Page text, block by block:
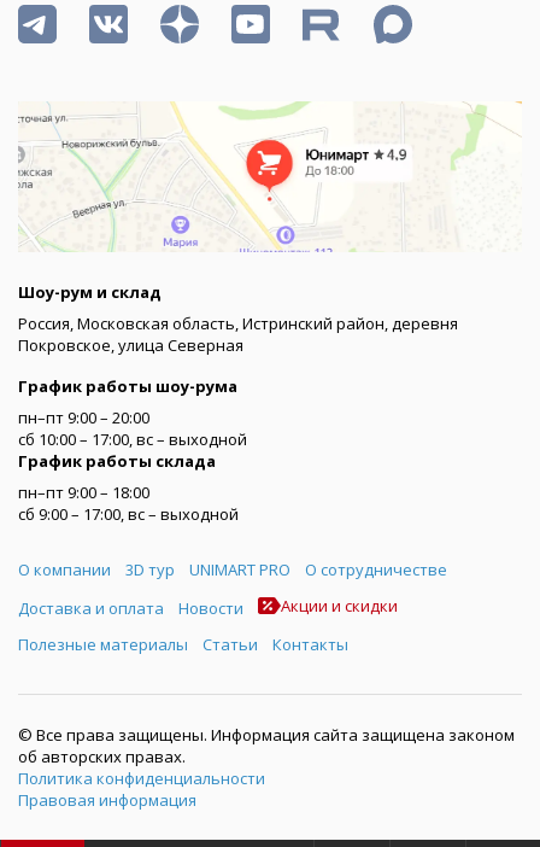
Шоу-рум и склад
Россия, Московская область, Истринский район, деревня
Покровское, улица Северная
График работы шоу-рума
пн–пт 9:00 – 20:00
сб 10:00 – 17:00, вс – выходной
График работы склада
пн–пт 9:00 – 18:00
сб 9:00 – 17:00, вс – выходной
Меню
О компании 3D тур UNIMART PRO
О сотрудничестве
Доставка и оплата
Новости
Акции и скидки
Полезные материалы
Статьи Контакты
© Все права защищены. Информация сайта защищена законом
об авторских правах.
Политика конфиденциальности
Правовая информация